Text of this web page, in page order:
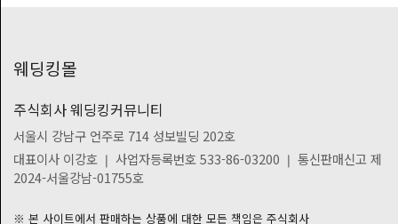
정
보
W
포
인
트
폰
웨딩킹몰
주식회사 웨딩킹커뮤니티
서울시 강남구 언주로 714 성보빌딩 202호
대표이사 이강호 ❘ 사업자등록번호 533-86-03200 ❘ 통신판매신고 제
2024-서울강남-01755호
※ 본 사이트에서 판매하는 상품에 대한 모든 책임은 주식회사